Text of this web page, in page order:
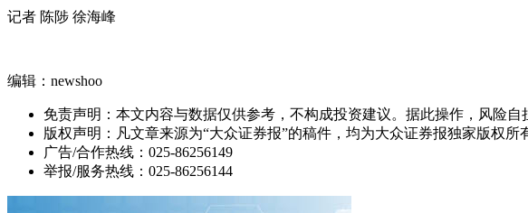
记者 陈陟 徐海峰
编辑：newshoo
免责声明：本文内容与数据仅供参考，不构成投资建议。据此操作，风险自
版权声明：凡文章来源为“大众证券报”的稿件，均为大众证券报独家版权
广告/合作热线：025-86256149
举报/服务热线：025-86256144